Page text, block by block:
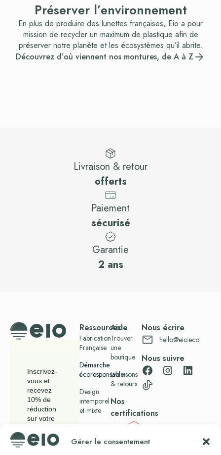
Gérer le consentement
Préserver l’environnement
En plus de produire des lunettes françaises, Eio a pour
mission de recycler un maximum de plastique afin de
préserver notre planète et les écosystèmes qu’il abrite.
Découvrez d’où viennent nos montures, de A à Z
Livraison & retour
offerts
Paiement
sécurisé
Garantie
2 ans
Inscrivez-
vous et
recevez
10% de
réduction
sur votre
Ressources
Fabrication
Française
Démarche
écoresponsable
Design
intemporel
et mixte
Presse
Aide
Trouver
une
boutique
Livraisons
& retours
Nos
certifications
Nous écrire
hello@eio.eco
Nous suivre